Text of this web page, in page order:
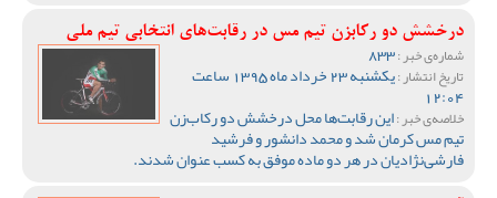
درخشش دو رکابزن تیم مس در رقابت‌های انتخابی تیم ملی
شماره‌ی خبر :
تاریخ انتشار : یکشنبه 23 خرداد ماه 1395 ساعت
12:04
خلاصه‌ی خبر :این رقابت‌ها محل درخشش دو رکاب‌زن
تیم مس کرمان شد و محمد دانشور و فرشید
فارشی‌نژادیان در هر دو ماده موفق به کسب عنوان شدند.